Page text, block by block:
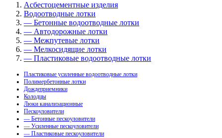
Асбестоцементные изделия
Водоотводные лотки
— Бетонные водоотводные лотки
— Автодорожные лотки
— Межпутевые лотки
— Мелкосидящие лотки
— Пластиковые водоотводные лотки
Пластиковые усиленные водоотводные лотки
Полимербетонные лотки
Дождеприемники
Колодцы
Люки канализационные
Пескоуловители
— Бетонные пескоуловители
— Усиленные пескоуловители
— Пластиковые пескоуловители